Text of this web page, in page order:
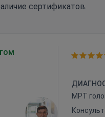
сертификатов.
МРТ